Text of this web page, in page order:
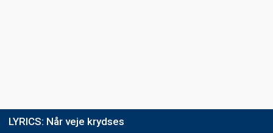
LYRICS: Når veje krydses